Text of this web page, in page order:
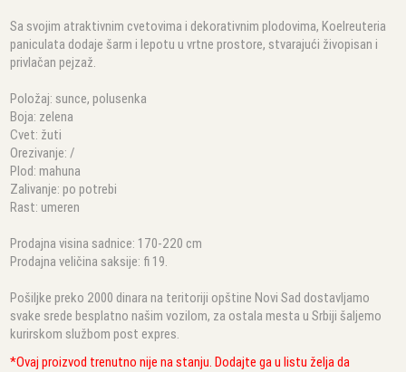
Sa svojim atraktivnim cvetovima i dekorativnim plodovima, Koelreuteria
paniculata dodaje šarm i lepotu u vrtne prostore, stvarajući živopisan i
privlačan pejzaž.
Položaj: sunce, polusenka
Boja: zelena
Cvet: žuti
Orezivanje: /
Plod: mahuna
Zalivanje: po potrebi
Rast: umeren
Prodajna visina sadnice: 170-220 cm
Prodajna veličina saksije: fi 19.
Pošiljke preko 2000 dinara na teritoriji opštine Novi Sad dostavljamo
svake srede besplatno našim vozilom, za ostala mesta u Srbiji šaljemo
kurirskom službom post expres.
*Ovaj proizvod trenutno nije na stanju. Dodajte ga u listu želja da